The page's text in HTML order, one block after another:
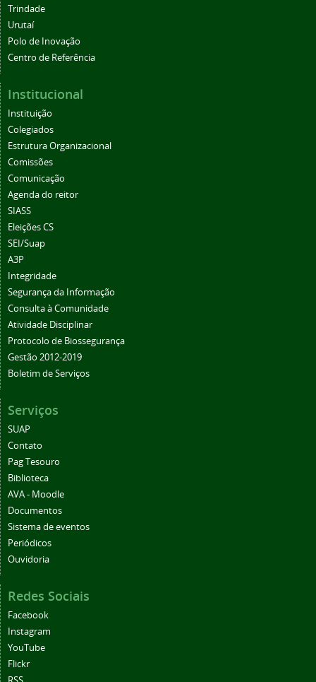
Trindade
Urutaí
Polo de Inovação
Centro de Referência
Institucional
Instituição
Colegiados
Estrutura Organizacional
Comissões
Comunicação
Agenda do reitor
SIASS
Eleições CS
SEI/Suap
A3P
Integridade
Segurança da Informação
Consulta à Comunidade
Atividade Disciplinar
Protocolo de Biossegurança
Gestão 2012-2019
Boletim de Serviços
Serviços
SUAP
Contato
Pag Tesouro
Biblioteca
AVA - Moodle
Documentos
Sistema de eventos
Periódicos
Ouvidoria
Redes Sociais
Facebook
Instagram
YouTube
Flickr